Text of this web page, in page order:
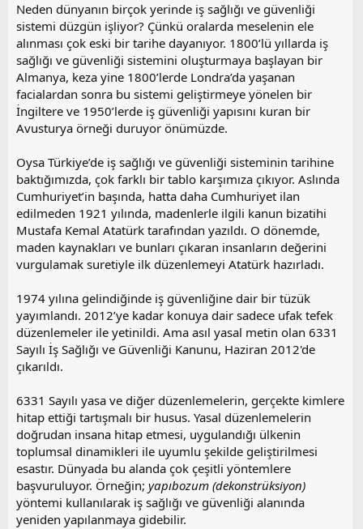
Neden dünyanın birçok yerinde iş sağlığı ve güvenliği
sistemi düzgün işliyor? Çünkü oralarda meselenin ele
alınması çok eski bir tarihe dayanıyor. 1800’lü yıllarda iş
sağlığı ve güvenliği sistemini oluşturmaya başlayan bir
Almanya, keza yine 1800’lerde Londra’da yaşanan
facialardan sonra bu sistemi geliştirmeye yönelen bir
İngiltere ve 1950’lerde iş güvenliği yapısını kuran bir
Avusturya örneği duruyor önümüzde.
Oysa Türkiye’de iş sağlığı ve güvenliği sisteminin tarihine
baktığımızda, çok farklı bir tablo karşımıza çıkıyor. Aslında
Cumhuriyet’in başında, hatta daha Cumhuriyet ilan
edilmeden 1921 yılında, madenlerle ilgili kanun bizatihi
Mustafa Kemal Atatürk tarafından yazıldı. O dönemde,
maden kaynakları ve bunları çıkaran insanların değerini
vurgulamak suretiyle ilk düzenlemeyi Atatürk hazırladı.
1974 yılına gelindiğinde iş güvenliğine dair bir tüzük
yayımlandı. 2012’ye kadar konuya dair sadece ufak tefek
düzenlemeler ile yetinildi. Ama asıl yasal metin olan 6331
Sayılı İş Sağlığı ve Güvenliği Kanunu, Haziran 2012'de
çıkarıldı.
6331 Sayılı yasa ve diğer düzenlemelerin, gerçekte kimlere
hitap ettiği tartışmalı bir husus. Yasal düzenlemelerin
doğrudan insana hitap etmesi, uygulandığı ülkenin
toplumsal dinamikleri ile uyumlu şekilde geliştirilmesi
esastır. Dünyada bu alanda çok çeşitli yöntemlere
başvuruluyor. Örneğin; yapıbozum (dekonstrüksiyon)
yöntemi kullanılarak iş sağlığı ve güvenliği alanında
yeniden yapılanmaya gidebilir.